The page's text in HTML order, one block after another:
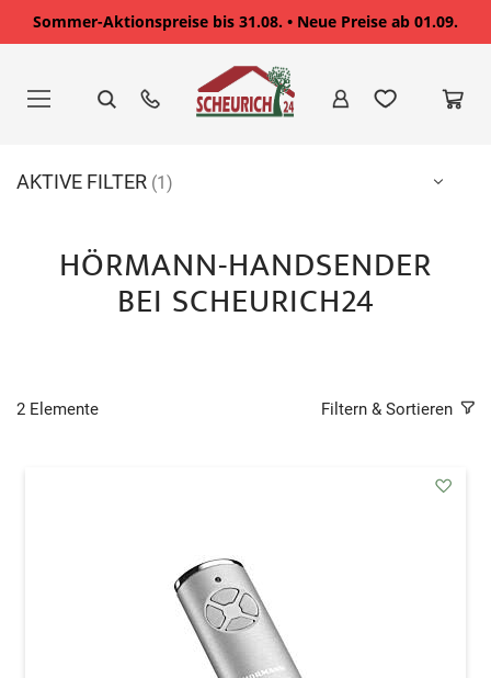
Sommer-Aktionspreise bis 31.08. • Neue Preise ab 01.09.
springen
HÖRMANN-HANDSENDER
BEI SCHEURICH24
2 Elemente Filtern & Sortieren
AKTIVE FILTER